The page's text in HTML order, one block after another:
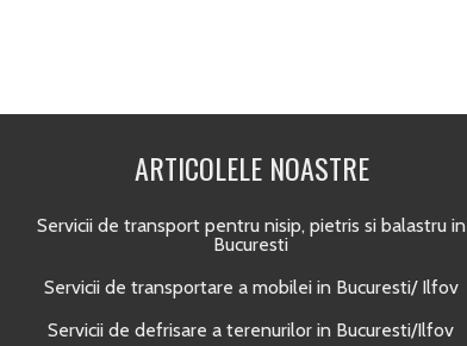
ARTICOLELE NOASTRE
Servicii de transport pentru nisip, pietris si balastru in
Bucuresti
Servicii de transportare a mobilei in Bucuresti/ Ilfov
Servicii de defrisare a terenurilor in Bucuresti/Ilfov